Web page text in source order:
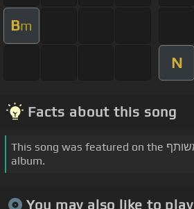
Bm
N
Facts about this song
This song was featured on the פעם בחיים המופע המשותף
album.
You may also like to play